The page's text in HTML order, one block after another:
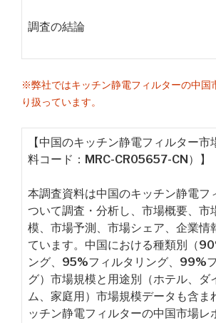
調査の結論
※弊社ではキッチン静電フィルターの中国
り扱っています。
【中国のキッチン静電フィルター市
料コード：MRC-CR05657-CN）】
本調査資料は中国のキッチン静電フ
ついて調査・分析し、市場概要、市
模、市場予測、市場シェア、企業情
ています。中国における種類別（
ング、95%フィルタリング、99%
グ）市場規模と用途別（ホテル、ダ
ム、家庭用）市場規模データも含ま
ッチン静電フィルターの中国市場